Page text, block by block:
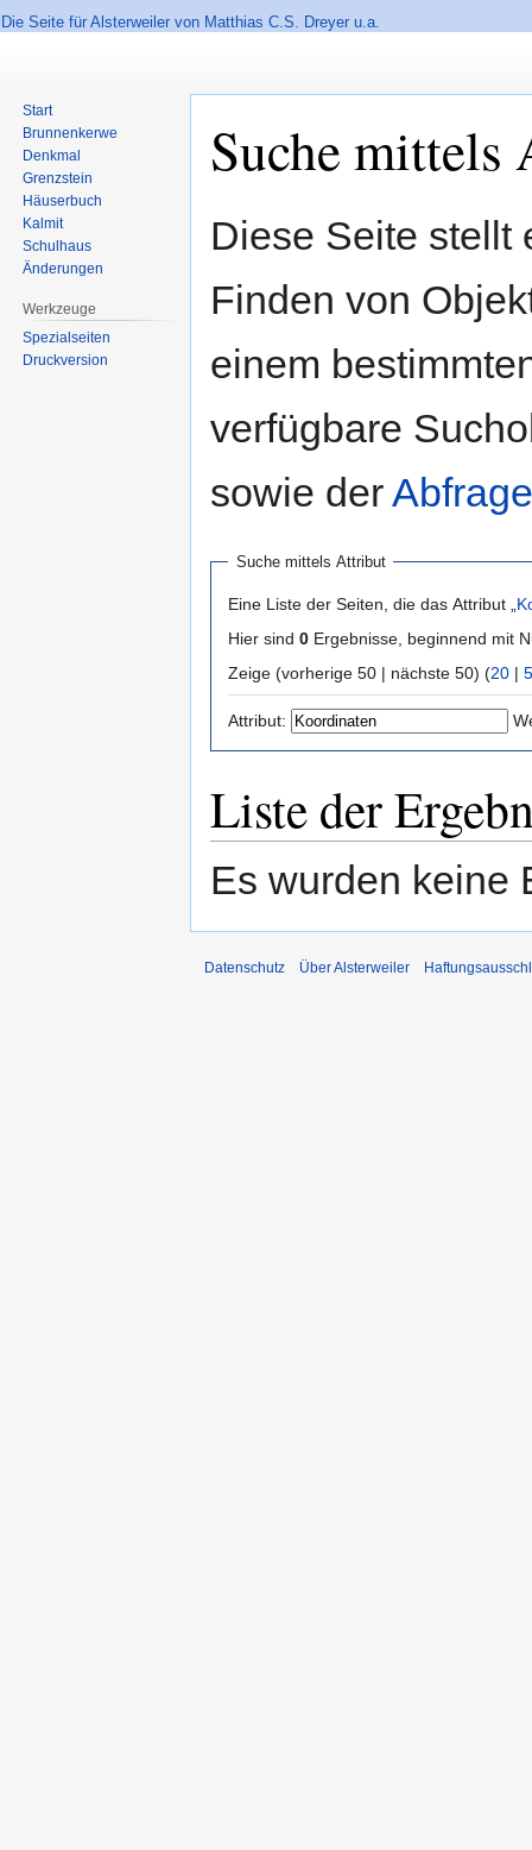
Die Seite für Alsterweiler von Matthias C.S. Dreyer u.a.
Suche
Navigation
Suche
Diese Seite
Finden von
einem
verfügbare
sowie der
Suche mittels Attribut
Eine Liste der Seiten, die das Attribut „
Hier sind 0 Ergebnisse, beginnend mit
Zeige (vorherige 50 | nächste 50) (20 |
Attribut:
Liste der
Es wurden keine
Start
Brunnenkerwe
Denkmal
Grenzstein
Häuserbuch
Kalmit
Schulhaus
Änderungen
Werkzeuge
Spezialseiten
Druckversion
Datenschutz Über Alsterweiler